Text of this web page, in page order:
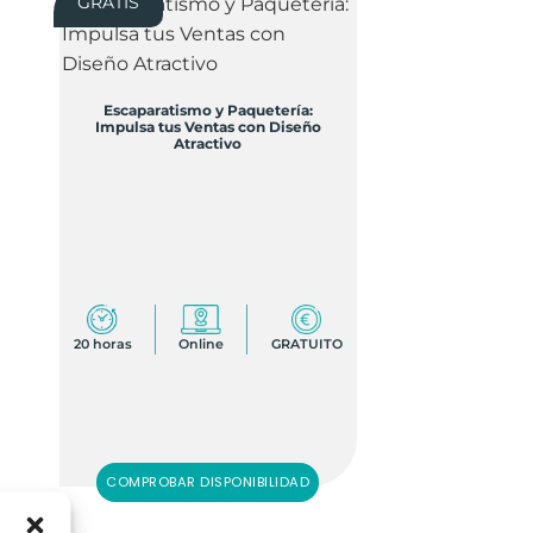
Escaparatismo y Paquetería:
Impulsa tus Ventas con Diseño
Atractivo
20 horas Online GRATUITO
COMPROBAR DISPONIBILIDAD